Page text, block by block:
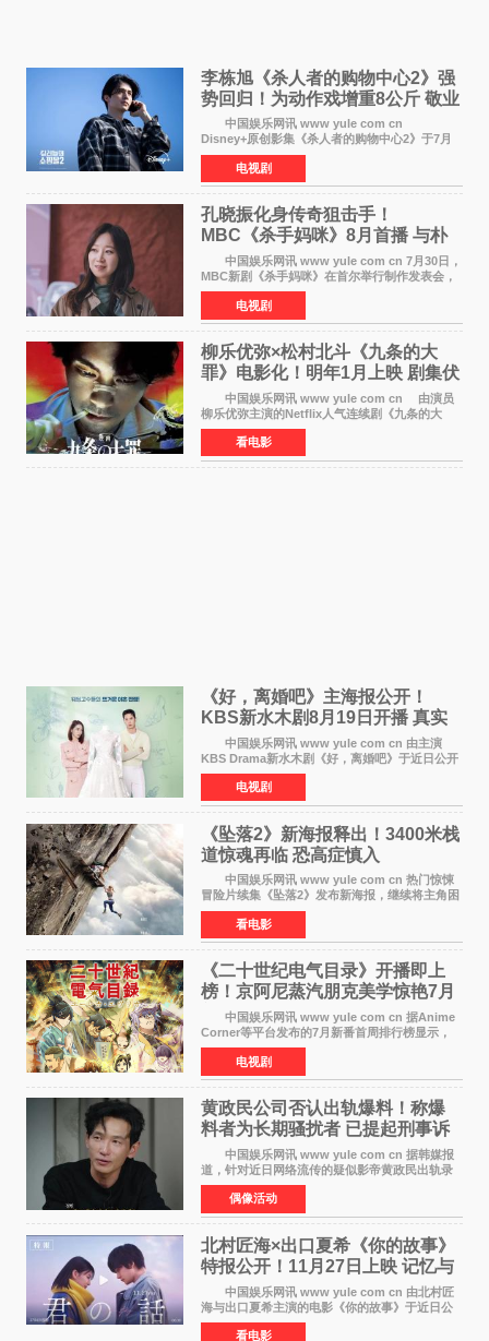
李栋旭《杀人者的购物中心2》强
势回归！为动作戏增重8公斤 敬业
获赞
中国娱乐网讯 www yule com cn
Disney+原创影集《杀人者的购物中心2》于7月
22日正式上线，由男神李栋旭主演的郑进湾以2 0
完全体强势回归。该剧第一季曾被《纽约时报》
评选为全球最佳影集之一
电视剧
孔晓振化身传奇狙击手！
MBC《杀手妈咪》8月首播 与朴
恩斌展开收视对决
中国娱乐网讯 www yule com cn 7月30日，
MBC新剧《杀手妈咪》在首尔举行制作发表会，
主演孔晓振、郑准元、李相二、无真星、崔宇
成、李银泉等人一同出席，为新剧宣传造势。这
是孔晓振继《毛骨
电视剧
柳乐优弥×松村北斗《九条的大
罪》电影化！明年1月上映 剧集伏
笔将全面揭晓
中国娱乐网讯 www yule com cn 由演员
柳乐优弥主演的Netflix人气连续剧《九条的大
罪》正式宣布改编为电影，将于明年1月8日全国
上映。柳乐优弥与SixTONES松村北斗再度联
手，为观众带来这部
看电影
《好，离婚吧》主海报公开！
KBS新水木剧8月19日开播 真实
离婚体验记来袭
中国娱乐网讯 www yule com cn 由主演
KBS Drama新水木剧《好，离婚吧》于近日公开
主海报，正式进入开播倒计时。 海报中，男
女主角背对背站立，各自望向不同方向，中央的
空白与冷漠的表情
电视剧
《坠落2》新海报释出！3400米栈
道惊魂再临 恐高症慎入
中国娱乐网讯 www yule com cn 热门惊悚
冒险片续集《坠落2》发布新海报，继续将主角困
于绝境高处——这一次，是摇摇欲坠的徒步栈
道。该片将于今年9月2日北美上映，恐高症患者
请提前做好心理
看电影
《二十世纪电气目录》开播即上
榜！京阿尼蒸汽朋克美学惊艳7月
新番季
中国娱乐网讯 www yule com cn 据Anime
Corner等平台发布的7月新番首周排行榜显示，
由京都动画制作的《二十世纪电气目录》在多个
榜单中表现亮眼，位列AniLab全球TOP10第十
名。该剧改编自结
电视剧
黄政民公司否认出轨爆料！称爆
料者为长期骚扰者 已提起刑事诉
中国娱乐网讯 www yule com cn 据韩媒报
道，针对近日网络流传的疑似影帝黄政民出轨录
音及短信爆料，黄政民所属经纪公司于今日正式
发表声明，明确否认相关传闻。 公司表示，
爆料者是一名长
偶像活动
北村匠海×出口夏希《你的故事》
特报公开！11月27日上映 记忆与
初恋的奇幻交织
中国娱乐网讯 www yule com cn 由北村匠
海与出口夏希主演的电影《你的故事》于近日公
开特报影像，正式定档11月27日上映。 本片
改编自三秋缒同名小说，编剧由曾执笔《孤独摇
看电影